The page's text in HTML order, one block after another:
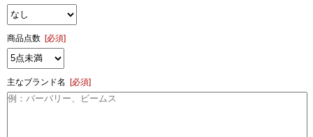
商品点数 [必須]
主なブランド名 [必須]